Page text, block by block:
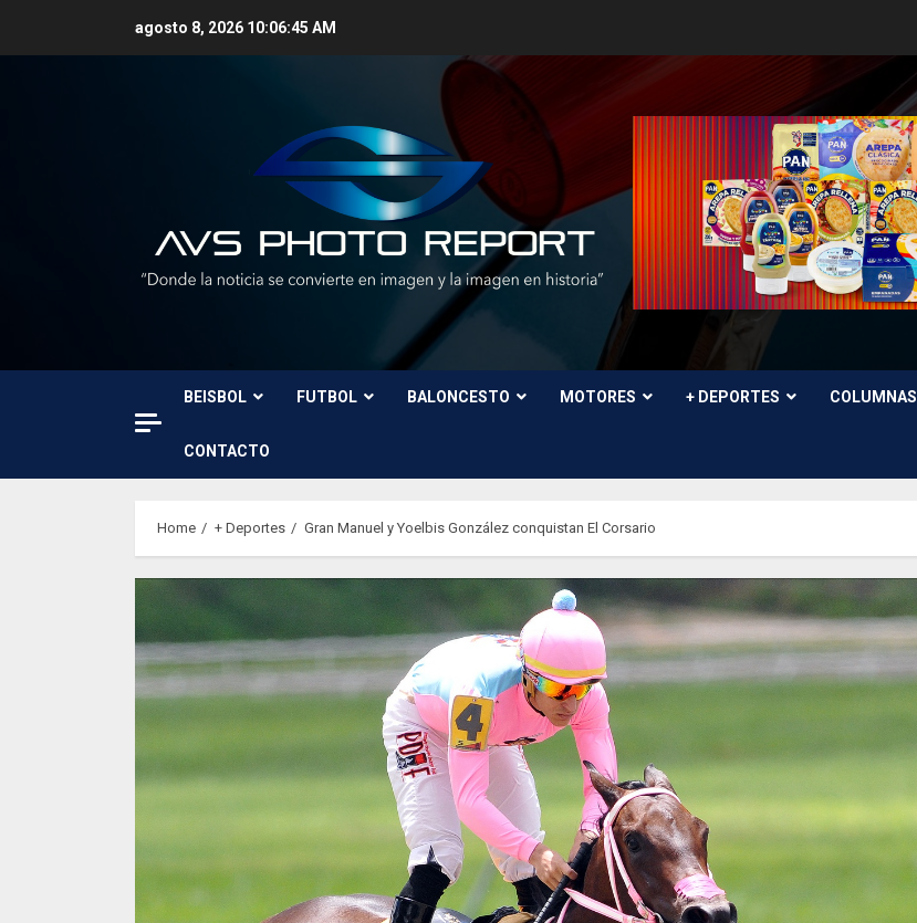
agosto 8, 2026 10:06:47 AM
BEISBOL FUTBOL BALONCESTO MOTORES + DEPORTES COLUMNAS
CONTACTO
Home + Deportes Gran Manuel y Yoelbis González conquistan El Corsario